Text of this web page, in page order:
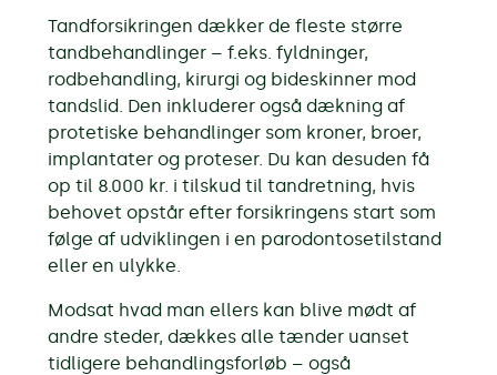
Tandforsikringen dækker de fleste større
tandbehandlinger – f.eks. fyldninger,
rodbehandling, kirurgi og bideskinner mod
tandslid. Den inkluderer også dækning af
protetiske behandlinger som kroner, broer,
implantater og proteser. Du kan desuden få
op til 8.000 kr. i tilskud til tandretning, hvis
behovet opstår efter forsikringens start som
følge af udviklingen i en parodontosetilstand
eller en ulykke.
Modsat hvad man ellers kan blive mødt af
andre steder, dækkes alle tænder uanset
tidligere behandlingsforløb – også